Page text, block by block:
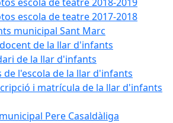
escola de teatre 2017-2018
municipal Sant Marc
de la llar d'infants
de la llar d'infants
de l'escola de la llar d'infants
i matrícula de la llar d'infants
Pere Casaldàliga